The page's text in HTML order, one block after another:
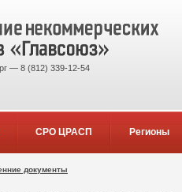
— 8 (812) 339-12-54
СРО ЦРАСП Регионы
документы